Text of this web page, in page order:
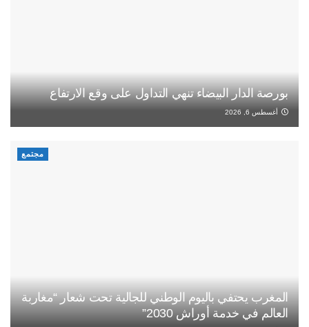
بورصة الدار البيضاء تنهي التداول على وقع الارتفاع
أغسطس 6, 2026
مجتمع
المغرب يحتفي باليوم الوطني للجالية تحت شعار “مغاربة
العالم في خدمة أوراش 2030”